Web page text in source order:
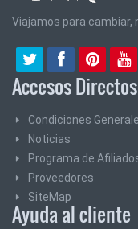
Viajamos para cambiar,
Accesos Directos
Condiciones
Noticias
Programa de
Proveedores
SiteMap
Ayuda al cliente